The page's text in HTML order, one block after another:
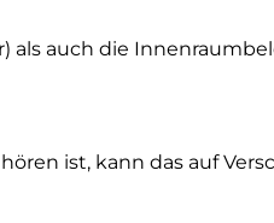
als auch die
ist, kann das auf